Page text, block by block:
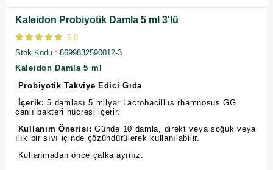
Kaleidon Probiyotik Damla 5 ml 3'lü
5.0
Stok Kodu
8699832590012-3
Kaleidon Damla 5 ml
Probiyotik Takviye Edici Gıda
İçerik: 5 damlası 5 milyar Lactobacillus rhamnosus GG
canlı bakteri hücresi içerir.
Kullanım Önerisi: Günde 10 damla, direkt veya soğuk veya
ılık bir sıvı içinde çözündürülerek kullanılabilir.
Kullanmadan önce çalkalayınız.